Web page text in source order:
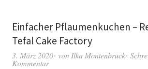
Einfacher Pflaumenkuchen –
Tefal Cake Factory
3. März 2020 von Ilka Montenbruck
Kommentar